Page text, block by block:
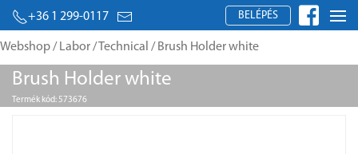
+36 1 299-0117 BELÉPÉS
Webshop/ Labor/Technical / Brush Holder white
Brush Holder white
Termék kód: 573676